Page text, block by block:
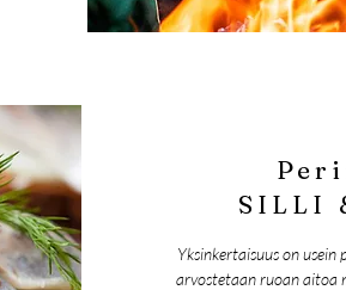
SILLI
Yksinkertaisuus on usein
arvostetaan ruoan aitoa